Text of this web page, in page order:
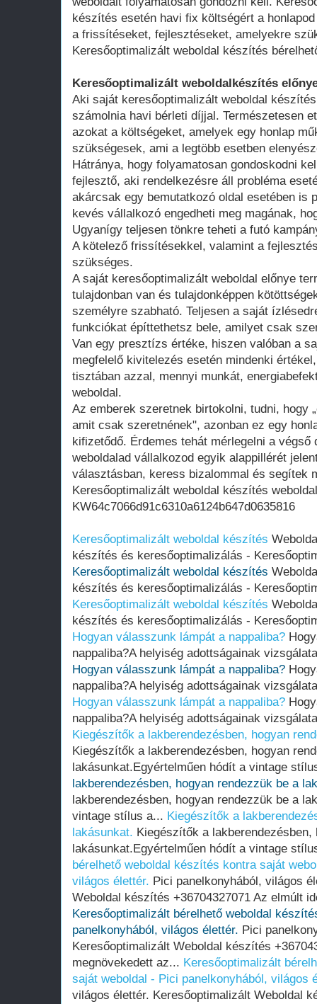
készítés esetén havi fix költségért a
a frissítéseket, fejlesztéseket, amelyekre
Keresőoptimalizált weboldal készítés
Keresőoptimalizált weboldalkészítés
Aki saját keresőoptimalizált weboldal
számolnia havi bérleti díjjal. Természetesen
azokat a költségeket, amelyek egy honlap
szükségesek, ami a legtöbb esetben
Hátránya, hogy folyamatosan gondoskodni
fejlesztő, aki rendelkezésre áll probléma
akárcsak egy bemutatkozó oldal esetében is
kevés vállalkozó engedheti meg magának,
Ugyanígy teljesen tönkre teheti a futó
A kötelező frissítésekkel, valamint a
szükséges.
A saját keresőoptimalizált weboldal előnye
tulajdonban van és tulajdonképpen
személyre szabható. Teljesen a saját
funkciókat építtethetsz bele, amilyet csak
Van egy presztízs értéke, hiszen valóban a
megfelelő kivitelezés esetén mindenki
tisztában azzal, mennyi munkát,
weboldal.
Az emberek szeretnek birtokolni, tudni, hogy
amit csak szeretnének", azonban ez egy
kifizetődő. Érdemes tehát mérlegelni a végső
weboldalad vállalkozod egyik alappillérét
választásban, keress bizalommal és segítek
Keresőoptimalizált weboldal készítés
KW64c7066d91c6310a6124b647d0635816
Keresőoptimalizált weboldal készítés
készítés és keresőoptimalizálás -
Keresőoptimalizált weboldal készítés
készítés és keresőoptimalizálás -
Keresőoptimalizált weboldal készítés
készítés és keresőoptimalizálás -
Hogyan válasszunk lámpát a nappaliba?
nappaliba?A helyiség adottságainak
Hogyan válasszunk lámpát a nappaliba?
nappaliba?A helyiség adottságainak
Hogyan válasszunk lámpát a nappaliba?
nappaliba?A helyiség adottságainak
Kiegészítők a lakberendezésben, hogyan
Kiegészítők a lakberendezésben, hogyan
lakásunkat.Egyértelműen hódít a vintage
lakberendezésben, hogyan rendezzük be a
lakberendezésben, hogyan rendezzük be a
vintage stílus a... Kiegészítők a
lakásunkat. Kiegészítők a lakberendezésben,
lakásunkat.Egyértelműen hódít a vintage
bérelhető weboldal készítés kontra saját
világos élettér. Pici panelkonyhából, világos
Weboldal készítés +36704327071 Az elmúlt
Keresőoptimalizált bérelhető weboldal
panelkonyhából, világos élettér. Pici
Keresőoptimalizált Weboldal készítés
megnövekedett az... Keresőoptimalizált
saját weboldal - Pici panelkonyhából, világos
világos élettér. Keresőoptimalizált Weboldal